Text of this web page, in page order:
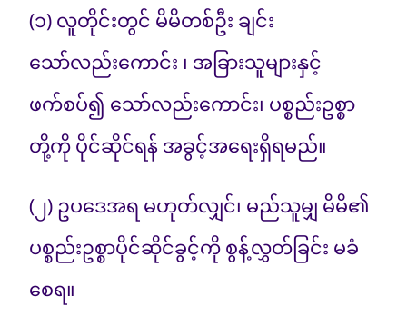
(၁) လူတိုင်းတွင် မိမိတစ်ဦး ချင်း
သော်လည်းကောင်း ၊ အခြားသူများနှင့်
ဖက်စပ်၍ သော်လည်းကောင်း၊ ပစ္စည်းဥစ္စာ
တို့ကို ပိုင်ဆိုင်ရန် အခွင့်အရေးရှိရမည်။
(၂) ဥပဒေအရ မဟုတ်လျှင်၊ မည်သူမျှ မိမိ၏
ပစ္စည်းဥစ္စာပိုင်ဆိုင်ခွင့်ကို စွန့်လွှတ်ခြင်း မခံ
စေရ။